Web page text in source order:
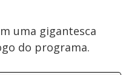
uma gigantesca
do programa.